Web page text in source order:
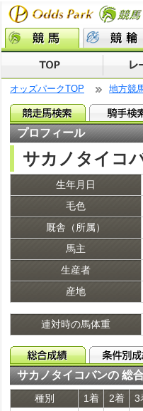
オッズパークTOP 地方競
プロフィール
サカノタイコ
生年月日
毛色
厩舎（所属）
馬主
生産者
産地
連対時の馬体重
サカノタイコバンの 総
種別 1着 2着 3